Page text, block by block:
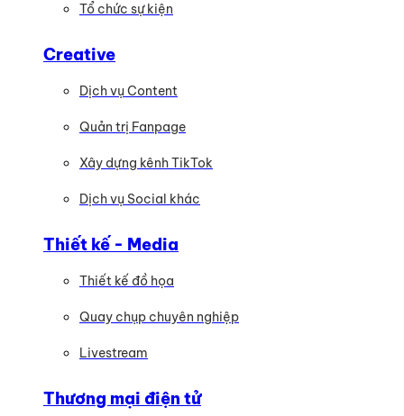
Tổ chức sự kiện
Creative
Dịch vụ Content
Quản trị Fanpage
Xây dựng kênh TikTok
Dịch vụ Social khác
Thiết kế - Media
Thiết kế đồ họa
Quay chụp chuyên nghiệp
Livestream
Thương mại điện tử